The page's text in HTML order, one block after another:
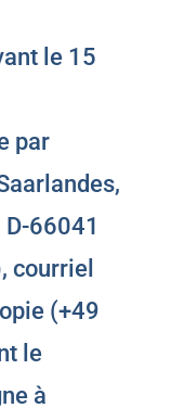
le 15
par
66041
courriel
(+49
le
à